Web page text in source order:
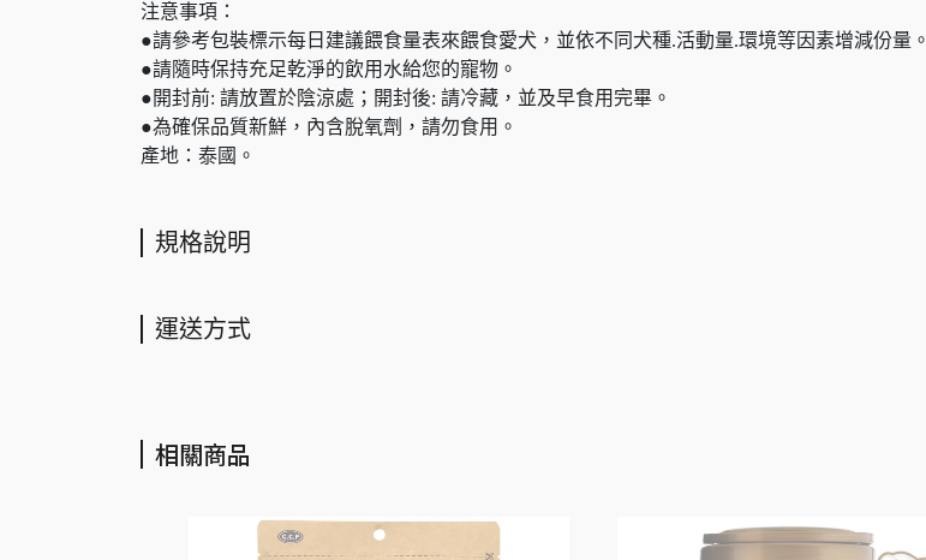
注意事項：
●請參考包裝標示每日建議餵食量表來餵食愛犬，並依不同犬種.活動量.環境等因素增減份量。
●請隨時保持充足乾淨的飲用水給您的寵物。
●開封前: 請放置於陰涼處；開封後: 請冷藏，並及早食用完畢。
●為確保品質新鮮，內含脫氧劑，請勿食用。
產地：泰國。
規格說明
運送方式
相關商品